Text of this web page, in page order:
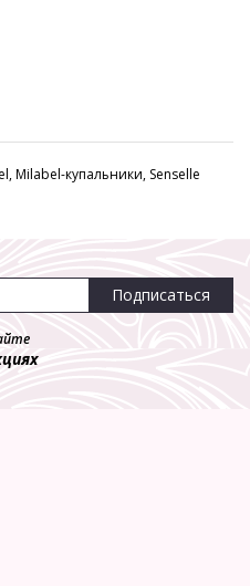
Milabel-купальники, Senselle
Подписаться